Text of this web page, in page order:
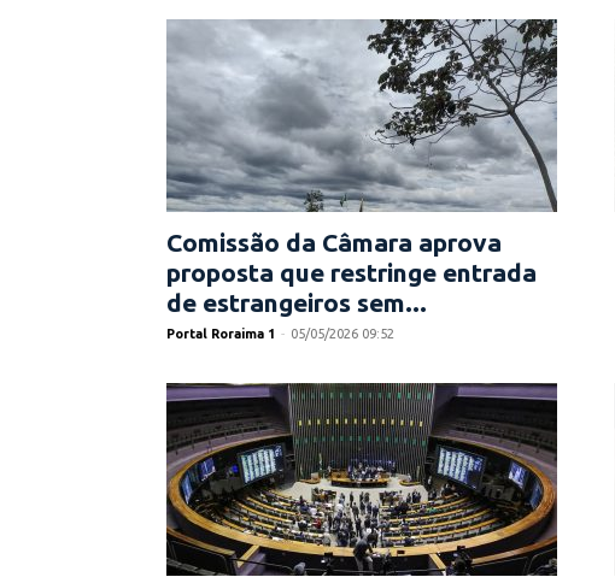
Comissão da Câmara aprova
proposta que restringe entrada
de estrangeiros sem...
Portal Roraima 1 - 05/05/2026 09:52